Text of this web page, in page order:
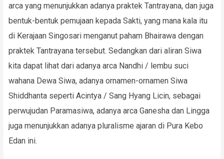
arca yang menunjukkan adanya praktek Tantrayana, dan juga
bentuk-bentuk pemujaan kepada Sakti, yang mana kala itu
di Kerajaan Singosari menganut paham Bhairawa dengan
praktek Tantrayana tersebut. Sedangkan dari aliran Siwa
kita dapat lihat dari adanya arca Nandhi / lembu suci
wahana Dewa Siwa, adanya ornamen-ornamen Siwa
Shiddhanta seperti Acintya / Sang Hyang Licin, sebagai
perwujudan Paramasiwa, adanya arca Ganesha dan Lingga
juga menunjukkan adanya pluralisme ajaran di Pura Kebo
Edan ini.